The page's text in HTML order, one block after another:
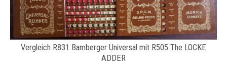
Vergleich R831 Bamberger Universal mit R505 The LOCKE
ADDER